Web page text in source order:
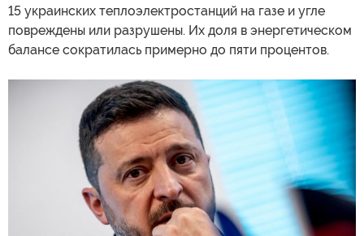
15 украинских теплоэлектростанций на газе и угле
повреждены или разрушены. Их доля в энергетическом
балансе сократилась примерно до пяти процентов.